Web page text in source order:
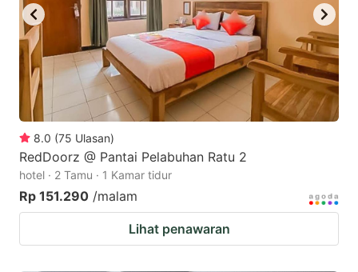
8.0 (75 Ulasan)
RedDoorz @ Pantai Pelabuhan Ratu 2
hotel · 2 Tamu · 1 Kamar tidur
Rp 151.290 /malam
Lihat penawaran